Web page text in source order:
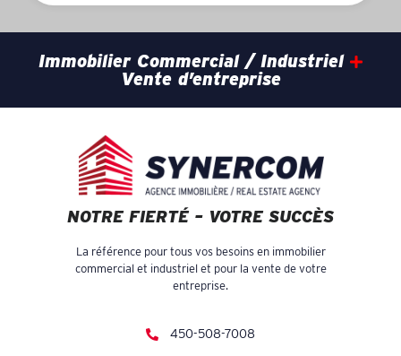
Immobilier Commercial / Industriel
Vente d’entreprise
NOTRE FIERTÉ – VOTRE SUCCÈS
La référence pour tous vos besoins en immobilier
commercial et industriel et pour la vente de votre
entreprise.
450-508-7008